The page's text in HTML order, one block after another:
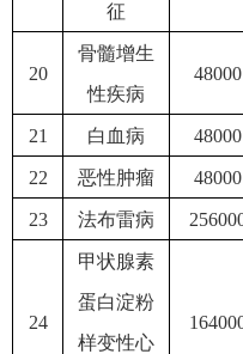
征
20
骨髓增生
性疾病
48000
21 白血病 48000
22 恶性肿瘤 48000
23 法布雷病
24
甲状腺素
蛋白淀粉
样变性心